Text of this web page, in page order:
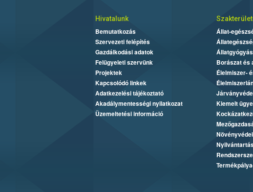
Hivatalunk
Bemutatkozás
Szervezeti felépítés
Gazdálkodási adatok
Felügyeleti szervünk
Projektek
Kapcsolódó linkek
Adatkezelési tájékoztató
Akadálymentességi nyilatkozat
Üzemeltetési információ
Állat-
Borászat és
Élelmiszer-
Kiemelt